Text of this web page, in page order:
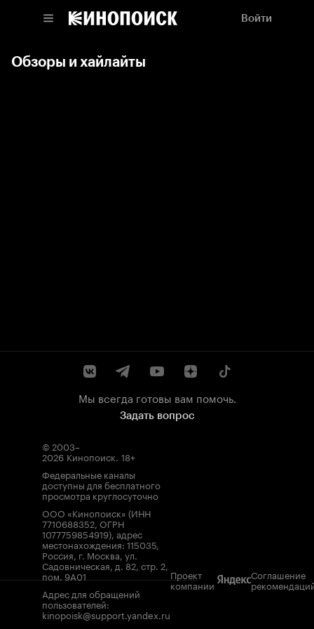
Войти
Обзоры и хайлайты
Мы всегда готовы вам помочь.
Задать вопрос
© 2003–
2026 Кинопоиск. 18+
Федеральные каналы
доступны для бесплатного
просмотра круглосуточно
ООО «Кинопоиск» (ИНН
7710688352, ОГРН
1077759854919), адрес
местонахождения: 115035,
Россия, г. Москва, ул.
Садовническая, д. 82, стр. 2,
пом. 9А01
Адрес для обращений
пользователей:
kinopoisk@support.yandex.ru
Проект
компании
Соглашение